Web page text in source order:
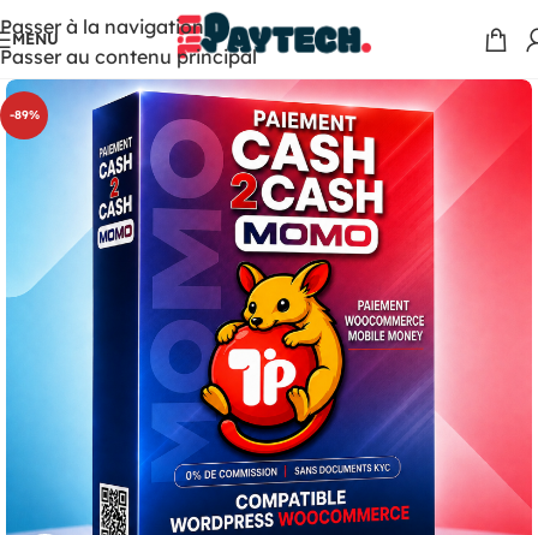
Passer à la navigation
Passer au contenu principal
MENU
-89%